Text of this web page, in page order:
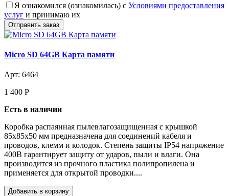
Я ознакомился (ознакомилась) с Условиями предоставления
услуг и принимаю их
Micro SD 64GB Карта памяти
Арт: 6464
1 400 Р
Есть в наличии
Коробка распаянная пылевлагозащищенная с крышкой
85х85х50 мм предназначена для соединений кабеля и
проводов, клемм и колодок. Степень защиты IP54 напряжение
400В гарантирует защиту от ударов, пыли и влаги. Она
производится из прочного пластика полипропилена и
применяется для открытой проводки....